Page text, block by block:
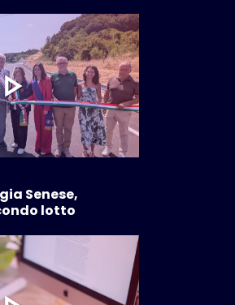
Senese,
lotto